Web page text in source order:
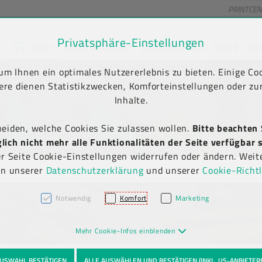
springen [AK + 2]
[AK + 5]
NACHHALTIGKEIT UNTERNEHMEN
Kauf auf Rechnung
(B2B)
Newsletter-Anmeldung
Privatsphäre-Einstellungen
Ihnen ein optimales Nutzererlebnis zu bieten. Einige
dienen Statistikzwecken, Komforteinstellungen oder
Inhalte.
welche Cookies Sie zulassen wollen. Bitte
nicht mehr alle Funktionalitäten der Seite verfügbar
Seite Cookie-Einstellungen widerrufen oder ändern.
unserer Datenschutzerklärung und unserer Cookie-
Notwendig Komfort Marketing
Mehr Cookie-Infos einblenden